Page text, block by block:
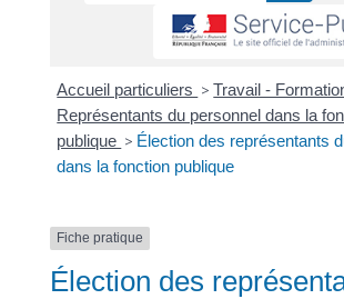
Accueil particuliers > Travail -
Représentants du personnel dans la
publique > Élection des représentants
dans la fonction publique
Fiche pratique
Élection des